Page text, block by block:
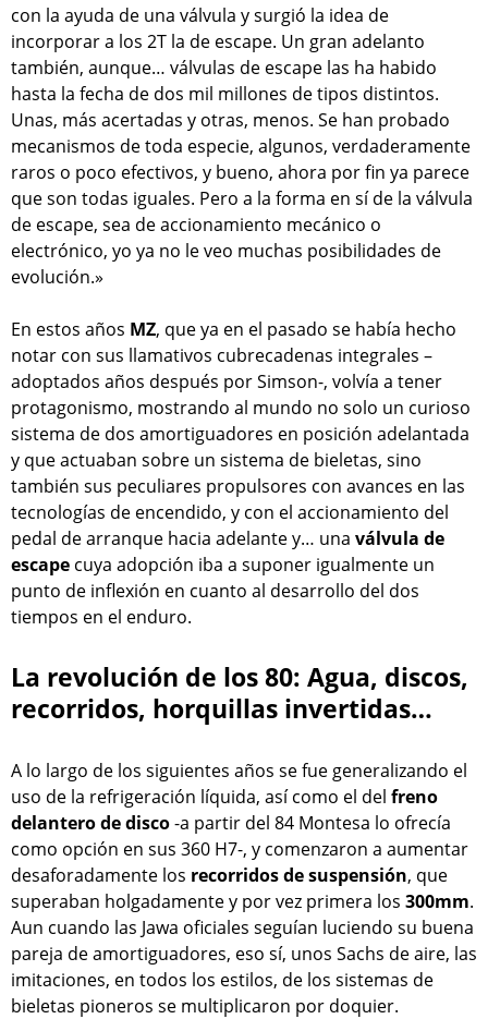
con la ayuda de una válvula y surgió la idea de
incorporar a los 2T la de escape. Un gran adelanto
también, aunque… válvulas de escape las ha habido
hasta la fecha de dos mil millones de tipos distintos.
Unas, más acertadas y otras, menos. Se han probado
mecanismos de toda especie, algunos, verdaderamente
raros o poco efectivos, y bueno, ahora por fin ya parece
que son todas iguales. Pero a la forma en sí de la válvula
de escape, sea de accionamiento mecánico o
electrónico, yo ya no le veo muchas posibilidades de
evolución.»
En estos años MZ, que ya en el pasado se había hecho
notar con sus llamativos cubrecadenas integrales –
adoptados años después por Simson-, volvía a tener
protagonismo, mostrando al mundo no solo un curioso
sistema de dos amortiguadores en posición adelantada
y que actuaban sobre un sistema de bieletas, sino
también sus peculiares propulsores con avances en las
tecnologías de encendido, y con el accionamiento del
pedal de arranque hacia adelante y… una válvula de
escape cuya adopción iba a suponer igualmente un
punto de inflexión en cuanto al desarrollo del dos
tiempos en el enduro.
La revolución de los 80: Agua, discos,
recorridos, horquillas invertidas…
A lo largo de los siguientes años se fue generalizando el
uso de la refrigeración líquida, así como el del freno
delantero de disco-a partir del 84 Montesa lo ofrecía
como opción en sus 360 H7-, y comenzaron a aumentar
desaforadamente los recorridos de suspensión, que
superaban holgadamente y por vez primera los 300mm.
Aun cuando las Jawa oficiales seguían luciendo su buena
pareja de amortiguadores, eso sí, unos Sachs de aire, las
imitaciones, en todos los estilos, de los sistemas de
bieletas pioneros se multiplicaron por doquier.